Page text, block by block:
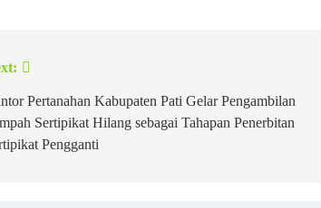
Pertanahan Kabupaten Pati Gelar Pengambilan
Sertipikat Hilang sebagai Tahapan Penerbitan
Pengganti